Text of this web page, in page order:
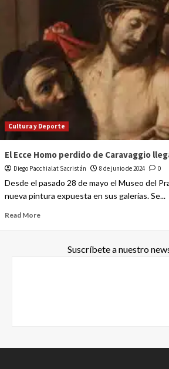
Cultura y Deporte
El Ecce Homo perdido de Caravaggio
Diego Pacchialat Sacristán 8 de junio de 2024 0
Desde el pasado 28 de mayo el Museo del
nueva pintura expuesta en sus galerías. Se...
Read More
Suscríbete a nuestro